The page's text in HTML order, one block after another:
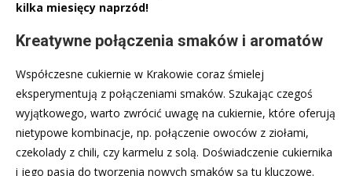
kilka miesięcy naprzód!
Kreatywne połączenia smaków i aromatów
Współczesne cukiernie w Krakowie coraz śmielej
eksperymentują z połączeniami smaków. Szukając czegoś
wyjątkowego, warto zwrócić uwagę na cukiernie, które oferują
nietypowe kombinacje, np. połączenie owoców z ziołami,
czekolady z chili, czy karmelu z solą. Doświadczenie cukiernika
i jego pasja do tworzenia nowych smaków są tu kluczowe.